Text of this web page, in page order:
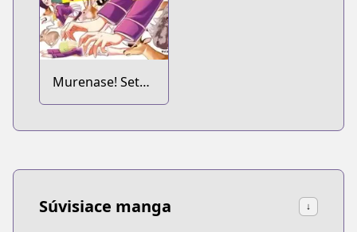
Murenase! Seton
Gakuen
Súvisiace manga ↓